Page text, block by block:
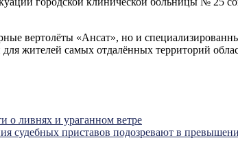
вертолёты «Ансат», но и
жителей самых отдалённых территорий
о ливнях и ураганном ветре
судебных приставов подозревают в